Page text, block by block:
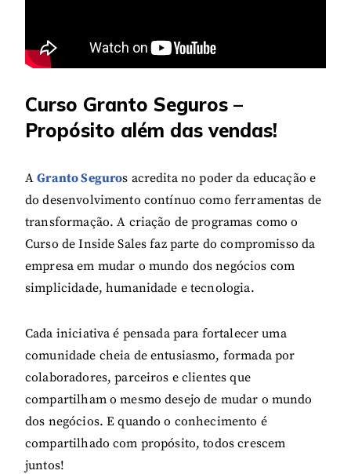
Curso Granto Seguros –
Propósito além das vendas!
AGranto Seguros acredita no poder da educação e
do desenvolvimento contínuo como ferramentas de
transformação. A criação de programas como o
Curso de Inside Sales faz parte do compromisso da
empresa em mudar o mundo dos negócios com
simplicidade, humanidade e tecnologia.
Cada iniciativa é pensada para fortalecer uma
comunidade cheia de entusiasmo, formada por
colaboradores, parceiros e clientes que
compartilham o mesmo desejo de mudar o mundo
dos negócios. E quando o conhecimento é
compartilhado com propósito, todos crescem
juntos!